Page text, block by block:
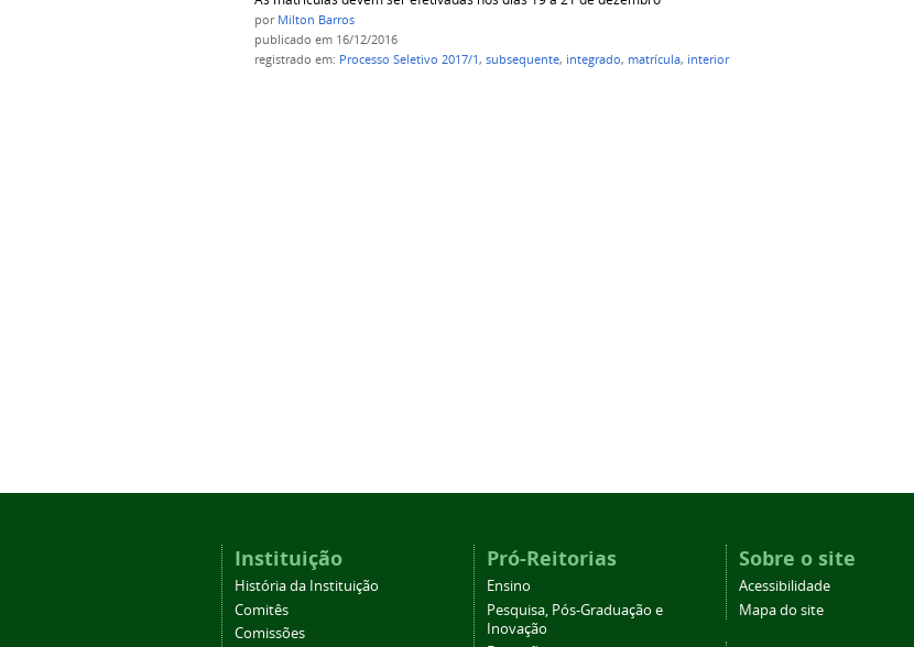
por Milton Barros
publicado em 16/12/2016
registrado em: Processo Seletivo 2017/1, subsequente, integrado, matrícula, interior
Instituição
História da Instituição
Comitês
Comissões
Pró-Reitorias
Ensino
Pesquisa, Pós-Graduação e
Inovação
Sobre o site
Acessibilidade
Mapa do site